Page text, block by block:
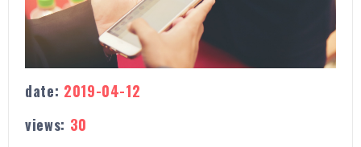
date: 2019-04-12
views: 30